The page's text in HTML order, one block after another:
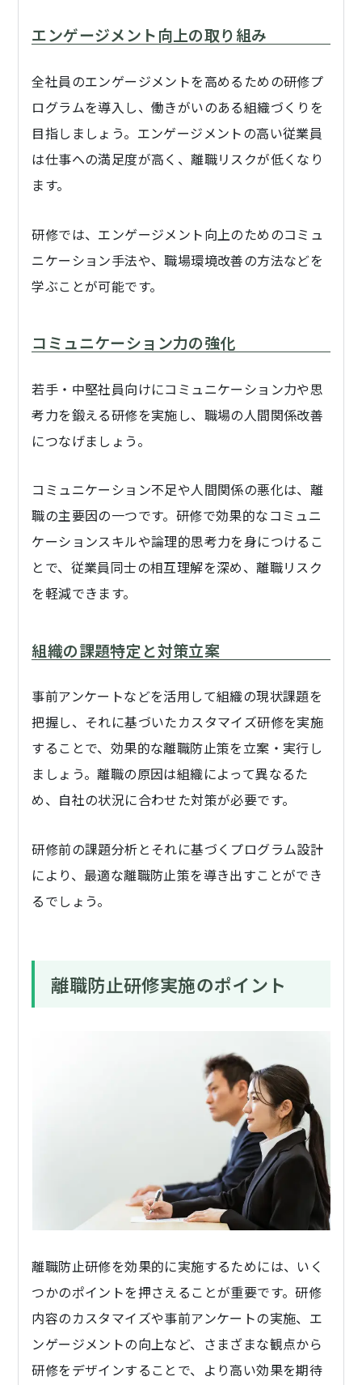
エンゲージメント向上の取り組み
全社員のエンゲージメントを高めるための研修プ
ログラムを導入し、働きがいのある組織づくりを
目指しましょう。エンゲージメントの高い従業員
は仕事への満足度が高く、離職リスクが低くなり
ます。
研修では、エンゲージメント向上のためのコミュ
ニケーション手法や、職場環境改善の方法などを
学ぶことが可能です。
コミュニケーション力の強化
若手・中堅社員向けにコミュニケーション力や思
考力を鍛える研修を実施し、職場の人間関係改善
につなげましょう。
コミュニケーション不足や人間関係の悪化は、離
職の主要因の一つです。研修で効果的なコミュニ
ケーションスキルや論理的思考力を身につけるこ
とで、従業員同士の相互理解を深め、離職リスク
を軽減できます。
組織の課題特定と対策立案
事前アンケートなどを活用して組織の現状課題を
把握し、それに基づいたカスタマイズ研修を実施
することで、効果的な離職防止策を立案・実行し
ましょう。離職の原因は組織によって異なるた
め、自社の状況に合わせた対策が必要です。
研修前の課題分析とそれに基づくプログラム設計
により、最適な離職防止策を導き出すことができ
るでしょう。
離職防止研修実施のポイント
離職防止研修を効果的に実施するためには、いく
つかのポイントを押さえることが重要です。研修
内容のカスタマイズや事前アンケートの実施、エ
ンゲージメントの向上など、さまざまな観点から
研修をデザインすることで、より高い効果を期待